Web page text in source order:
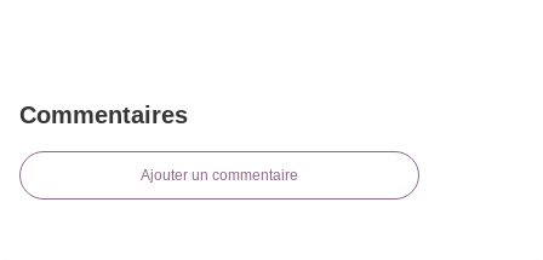
Commentaires
Ajouter un commentaire